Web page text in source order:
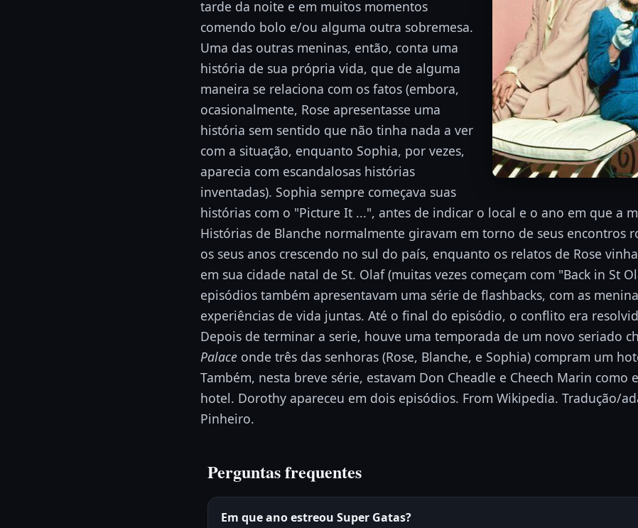
tarde da noite e em muitos momentos
comendo bolo e/ou alguma outra sobremesa.
Uma das outras meninas, então, conta uma
história de sua própria vida, que de alguma
maneira se relaciona com os fatos (embora,
ocasionalmente, Rose apresentasse uma
história sem sentido que não tinha nada a ver
com a situação, enquanto Sophia, por vezes,
aparecia com escandalosas histórias
inventadas). Sophia sempre começava suas
histórias com o "Picture It ...", antes de indicar o local e o ano em que a
Histórias de Blanche normalmente giravam em torno de seus encontros
os seus anos crescendo no sul do país, enquanto os relatos de Rose
em sua cidade natal de St. Olaf (muitas vezes começam com "Back in St
episódios também apresentavam uma série de flashbacks, com as
experiências de vida juntas. Até o final do episódio, o conflito era
Depois de terminar a serie, houve uma temporada de um novo seriado
Palace onde três das senhoras (Rose, Blanche, e Sophia) compram um
Também, nesta breve série, estavam Don Cheadle e Cheech Marin como
hotel. Dorothy apareceu em dois episódios. From Wikipedia. Tradução/
Pinheiro.
Perguntas frequentes
Em que ano estreou Super Gatas?